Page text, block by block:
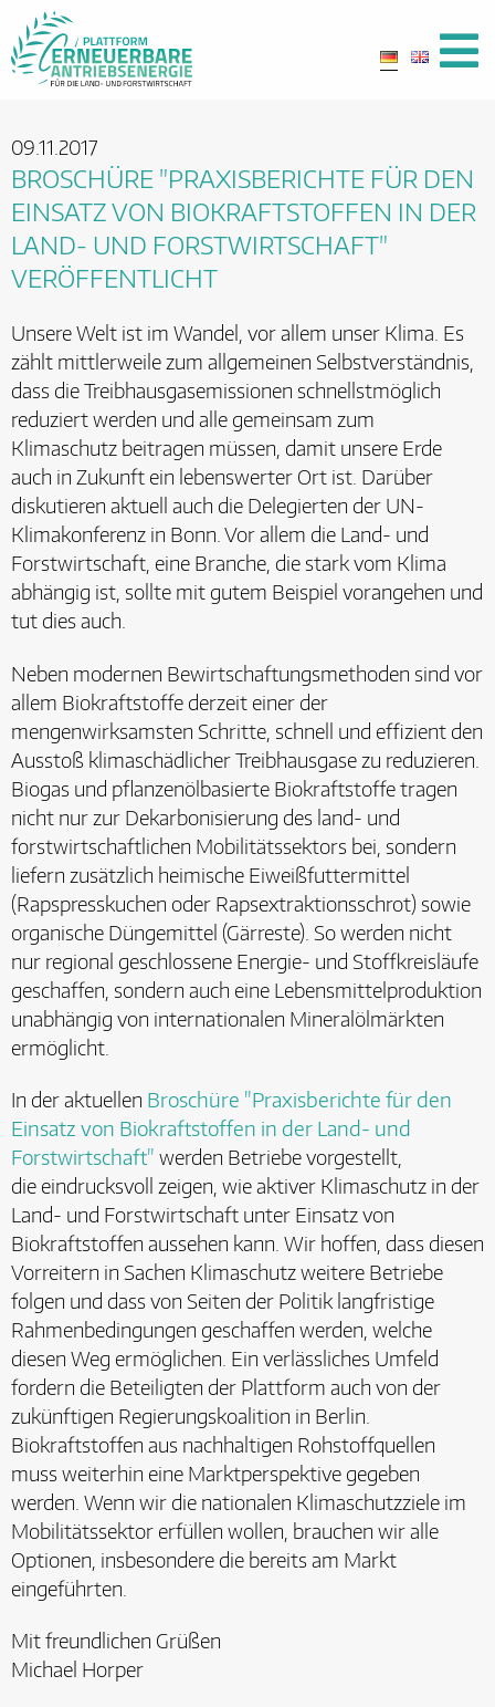
09.11.2017
BROSCHÜRE "PRAXISBERICHTE FÜR DEN
EINSATZ VON BIOKRAFTSTOFFEN IN DER
LAND- UND FORSTWIRTSCHAFT"
VERÖFFENTLICHT
Unsere Welt ist im Wandel, vor allem unser Klima. Es
zählt mittlerweile zum allgemeinen Selbstverständnis,
dass die Treibhausgasemissionen schnellstmöglich
reduziert werden und alle gemeinsam zum
Klimaschutz beitragen müssen, damit unsere Erde
auch in Zukunft ein lebenswerter Ort ist. Darüber
diskutieren aktuell auch die Delegierten der UN-
Klimakonferenz in Bonn. Vor allem die Land- und
Forstwirtschaft, eine Branche, die stark vom Klima
abhängig ist, sollte mit gutem Beispiel vorangehen und
tut dies auch.
Neben modernen Bewirtschaftungsmethoden sind vor
allem Biokraftstoffe derzeit einer der
mengenwirksamsten Schritte, schnell und effizient den
Ausstoß klimaschädlicher Treibhausgase zu reduzieren.
Biogas und pflanzenölbasierte Biokraftstoffe tragen
nicht nur zur Dekarbonisierung des land- und
forstwirtschaftlichen Mobilitätssektors bei, sondern
liefern zusätzlich heimische Eiweißfuttermittel
(Rapspresskuchen oder Rapsextraktionsschrot) sowie
organische Düngemittel (Gärreste). So werden nicht
nur regional geschlossene Energie- und Stoffkreisläufe
geschaffen, sondern auch eine Lebensmittelproduktion
unabhängig von internationalen Mineralölmärkten
ermöglicht.
In der aktuellen Broschüre "Praxisberichte für den
Einsatz von Biokraftstoffen in der Land- und
Forstwirtschaft" werden Betriebe vorgestellt,
die eindrucksvoll zeigen, wie aktiver Klimaschutz in der
Land- und Forstwirtschaft unter Einsatz von
Biokraftstoffen aussehen kann. Wir hoffen, dass diesen
Vorreitern in Sachen Klimaschutz weitere Betriebe
folgen und dass von Seiten der Politik langfristige
Rahmenbedingungen geschaffen werden, welche
diesen Weg ermöglichen. Ein verlässliches Umfeld
fordern die Beteiligten der Plattform auch von der
zukünftigen Regierungskoalition in Berlin.
Biokraftstoffen aus nachhaltigen Rohstoffquellen
muss weiterhin eine Marktperspektive gegeben
werden. Wenn wir die nationalen Klimaschutzziele im
Mobilitätssektor erfüllen wollen, brauchen wir alle
Optionen, insbesondere die bereits am Markt
eingeführten.
Mit freundlichen Grüßen
Michael Horper